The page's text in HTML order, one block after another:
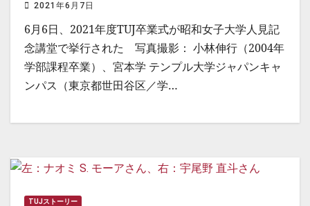
2021年6月7日
6月6日、2021年度TUJ卒業式が昭和女子大学人見記
念講堂で挙行された 写真撮影： 小林伸行（2004年
学部課程卒業）、宮本学 テンプル大学ジャパンキャ
ンパス（東京都世田谷区／学…
TUJストーリー